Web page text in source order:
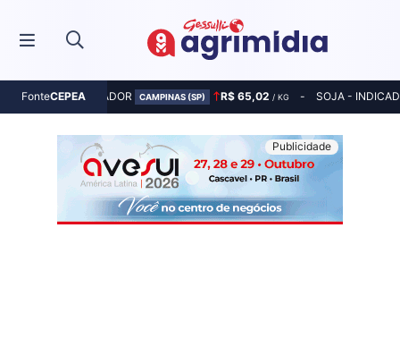
FonteCEPEA
MILHO - INDICADOR CAMPINAS (SP) R$ 65,02 / KG SOJA -